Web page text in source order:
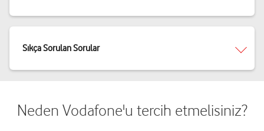
Sıkça Sorulan Sorular
Neden Vodafone'u tercih etmelisiniz?